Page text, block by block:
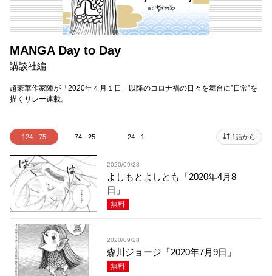
MANGA Day to Day
講談社編
超豪華作家陣が「2020年４月１日」以降のコロナ禍の日々を舞台に”日常”を
描くリレー連載。
124 - 75 74 - 25 24 - 1 1話から
2020/09/28
よしもとよしとも「2020年4月8
日」
無料
2020/09/28
森川ジョージ「2020年7月9日」
無料